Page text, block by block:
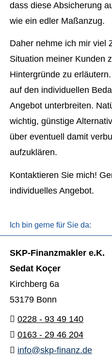
dass diese Absicherung
wie ein edler Maßanzug.
Daher nehme ich mir viel
Situation meiner Kunden
Hintergründe zu
auf den individuellen
Angebot unterbreiten.
wichtig, günstige
über eventuell damit
aufzuklären.
Kontaktieren Sie mich!
individuelles Angebot.
Ich bin gerne für Sie da:
SKP-Finanzmakler e.K.
Sedat Koçer
Kirchberg 6a
53179 Bonn
0228 - 93 49 140
0163 - 29 46 204
info@skp-finanz.de